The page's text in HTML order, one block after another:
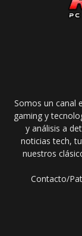
Somos un canal
gaming y
y análisis a
noticias tech,
nuestros
Contacto/